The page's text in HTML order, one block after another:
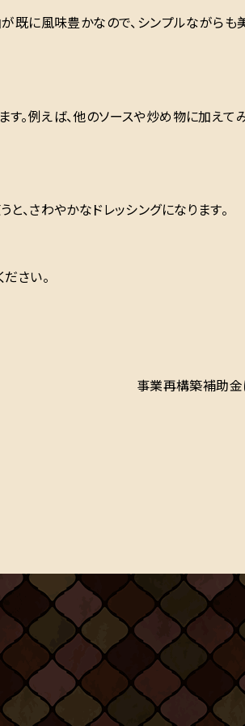
既に風味豊かなので、シンプルながらも
。例えば、他のソースや炒め物に加えて
、さわやかなドレッシングになります。
さい。
事業再構築補助金